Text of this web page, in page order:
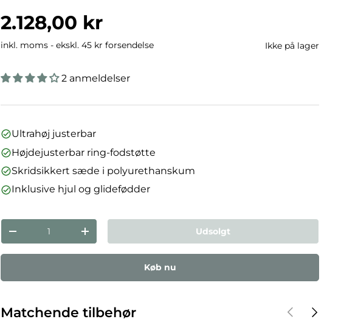
Normalpris
2.128,00 kr
inkl. moms - ekskl. 45 kr forsendelse Ikke på lager
2 anmeldelser
Ultrahøj justerbar
Højdejusterbar ring-fodstøtte
Skridsikkert sæde i polyurethanskum
Inklusive hjul og glidefødder
Antal
Reducer mængdenForøg mængden Udsolgt
Køb nu
Matchende tilbehør ForrigeNæste